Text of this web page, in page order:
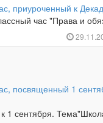
приуроченный к
час "Права и
посвященный 1
к 1 сентября.